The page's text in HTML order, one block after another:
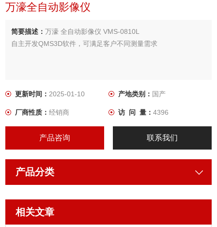
万濠全自动影像仪
简要描述：万濠 全自动影像仪 VMS-0810L
自主开发QMS3D软件，可满足客户不同测量需求
更新时间：2025-01-10 产地类别： 国产
厂商性质：经销商 访 问 量： 4396
产品咨询 联系我们
产品分类
相关文章